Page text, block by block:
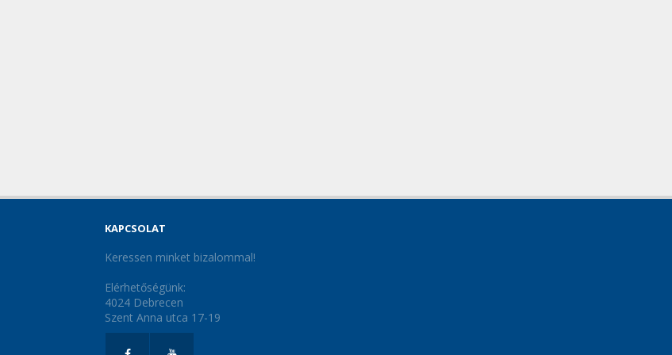
KAPCSOLAT
Keressen minket bizalommal!
Elérhetőségünk:
4024 Debrecen
Szent Anna utca 17-19